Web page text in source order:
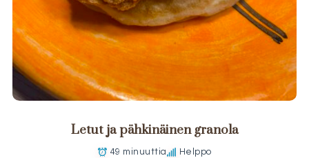
Letut ja pähkinäinen granola
49 minuuttia Helppo